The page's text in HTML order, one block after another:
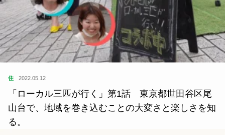
住 2022.05.12
「ローカル三匹が行く」第1話 東京都世田谷区尾
山台で、地域を巻き込むことの大変さと楽しさを知
る。